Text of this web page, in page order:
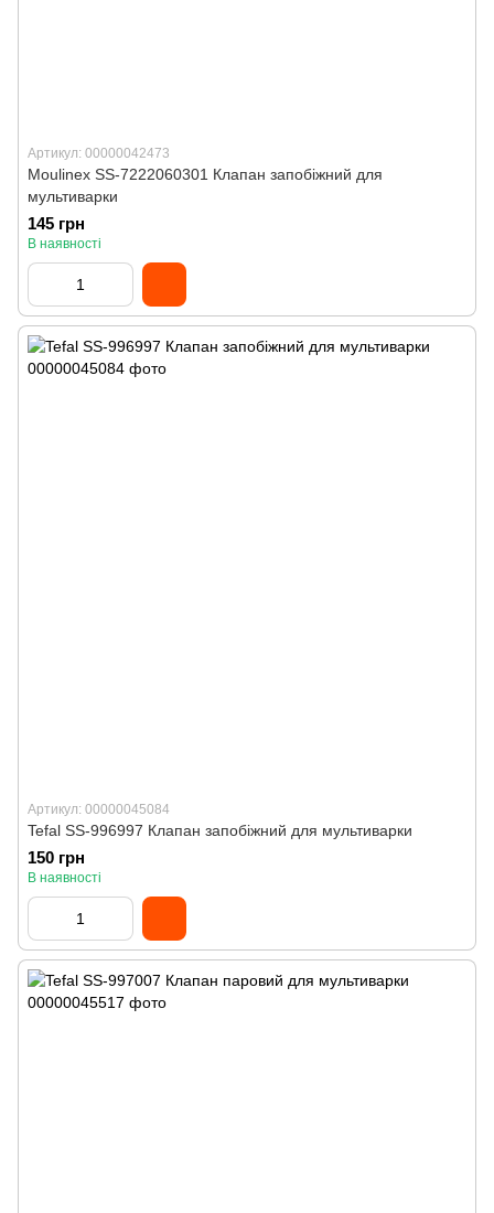
Артикул: 00000042473
Moulinex SS-7222060301 Клапан запобіжний для
мультиварки
145 грн
В наявності
Артикул: 00000045084
Tefal SS-996997 Клапан запобіжний для мультиварки
150 грн
В наявності